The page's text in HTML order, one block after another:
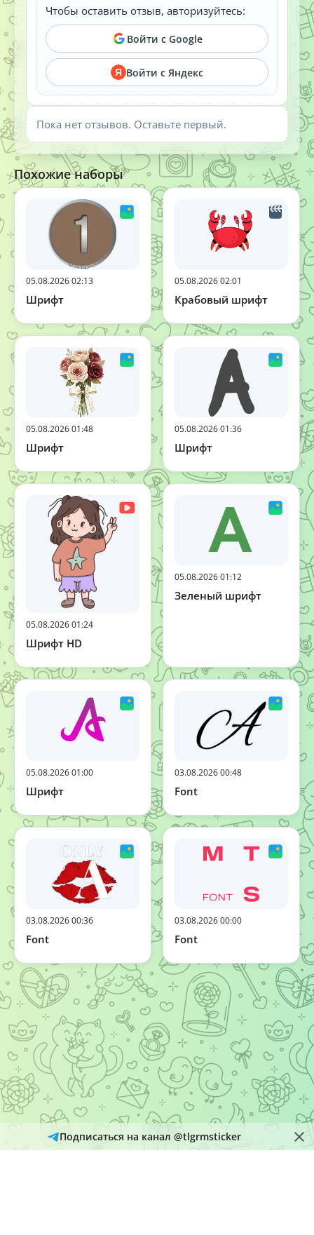
Чтобы оставить отзыв, авторизуйтесь:
Войти с Google
Я Войти с Яндекс
Пока нет отзывов. Оставьте первый.
Похожие наборы
05.08.2026 02:13
Шрифт
05.08.2026 02:01
Крабовый шрифт
05.08.2026 01:48
Шрифт
05.08.2026 01:36
Шрифт
05.08.2026 01:24
Шрифт HD
05.08.2026 01:12
Зеленый шрифт
05.08.2026 01:00
Шрифт
03.08.2026 00:48
Font
03.08.2026 00:36
Font
03.08.2026 00:00
Font
Подписаться на канал @tlgrmsticker